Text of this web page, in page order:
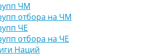
ЧМ
отбора на ЧМ
ЧЕ
отбора на ЧЕ
Наций